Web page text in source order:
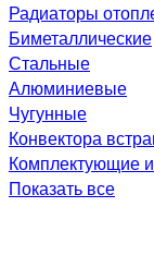
Радиаторы
Биметаллические
Стальные
Алюминиевые
Чугунные
Конвектора
Комплектующие
Показать все